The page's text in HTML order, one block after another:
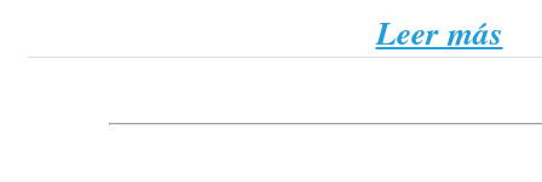
Leer más